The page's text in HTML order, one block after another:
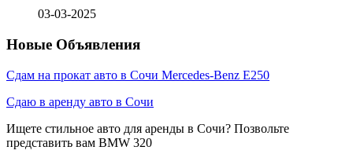
03-03-2025
Новые Объявления
Сдам на прокат авто в Сочи Mercedes-Benz E250
Сдаю в аренду авто в Сочи
Ищете стильное авто для аренды в Сочи? Позвольте
представить вам BMW 320